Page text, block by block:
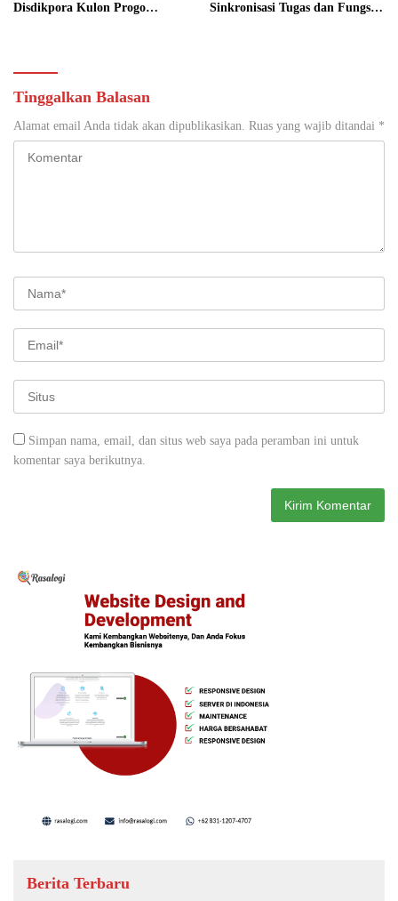
Disdikpora Kulon Progo
Sinkronisasi Tugas dan Fungsi
Tinggalkan Balasan
Alamat email Anda tidak akan dipublikasikan. Ruas yang wajib ditandai *
Simpan nama, email, dan situs web saya pada peramban ini untuk
komentar saya berikutnya.
Berita Terbaru